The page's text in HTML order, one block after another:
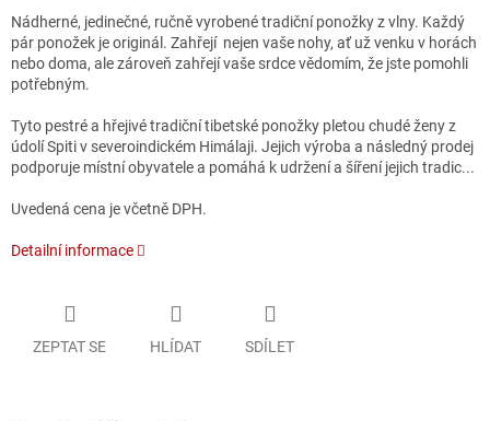
Nádherné, jedinečné, ručně vyrobené tradiční ponožky z vlny. Každý
pár ponožek je originál. Zahřejí nejen vaše nohy, ať už venku v horách
nebo doma, ale zároveň zahřejí vaše srdce vědomím, že jste pomohli
potřebným.
Tyto pestré a hřejivé tradiční tibetské ponožky pletou chudé ženy z
údolí Spiti v severoindickém Himálaji. Jejich výroba a následný prodej
podporuje místní obyvatele a pomáhá k udržení a šíření jejich tradic...
Uvedená cena je včetně DPH.
Detailní informace
ZEPTAT SE HLÍDAT SDÍLET